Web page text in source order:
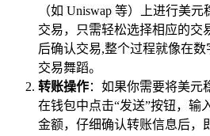
（如 Uniswap 等）上进行美
交易，只需轻松选择相应的交
后确认交易,整个过程就像在
交易舞蹈。
转账操作：如果你需要将美元
在钱包中点击“发送”按钮，输
金额，仔细确认转账信息后，